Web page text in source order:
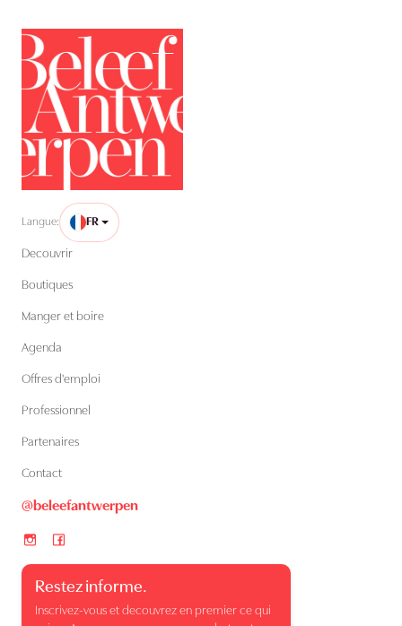
Langue: FR
Decouvrir
Boutiques
Manger et boire
Agenda
Offres d'emploi
Professionnel
Partenaires
Contact
@beleefantwerpen
Restez informe.
Inscrivez-vous et decouvrez en premier ce qui